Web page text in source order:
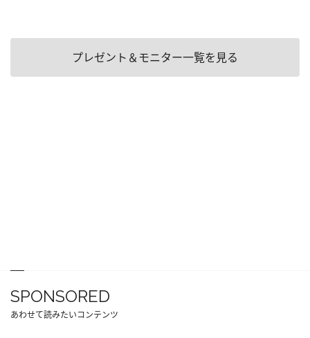
プレゼント＆モニター一覧を見る
SPONSORED
あわせて読みたいコンテンツ